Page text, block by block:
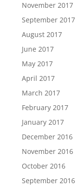
November 2017
September 2017
August 2017
June 2017
May 2017
April 2017
March 2017
February 2017
January 2017
December 2016
November 2016
October 2016
September 2016